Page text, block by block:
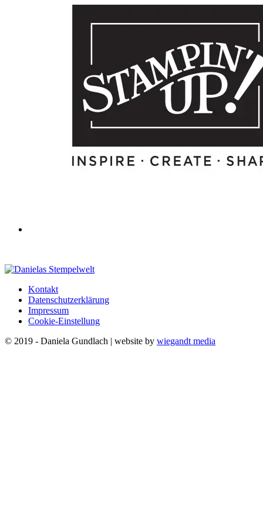
Kontakt
Datenschutzerklärung
Impressum
Cookie-Einstellung
© 2019 - Daniela Gundlach | website by wiegandt media